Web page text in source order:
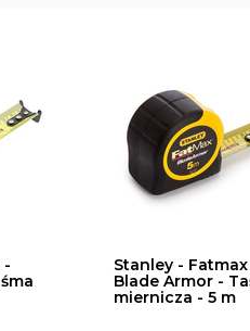
-
Stanley - Fatmax
Blade Armor -
miernicza - 5 m